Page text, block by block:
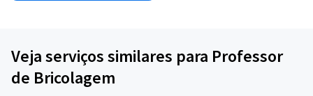
Veja serviços similares para Professor
de Bricolagem